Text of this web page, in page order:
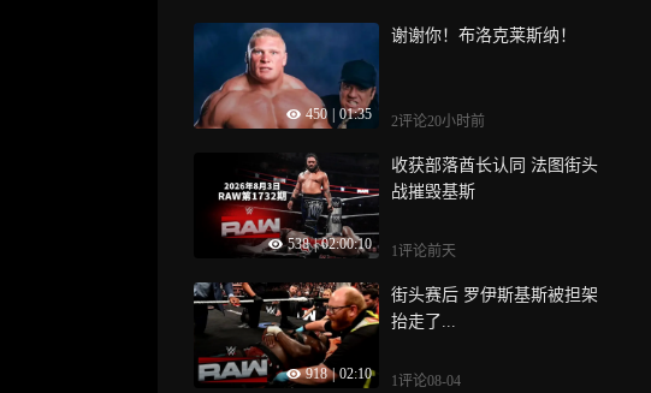
450 01:35
谢谢你！布洛克莱斯纳！
2评论20小时前
538 | 02:00:10
收获部落酋长认同 法图街头
战摧毁基斯
1评论前天
918 | 02:10
街头赛后 罗伊斯基斯被担架
抬走了...
1评论08-04